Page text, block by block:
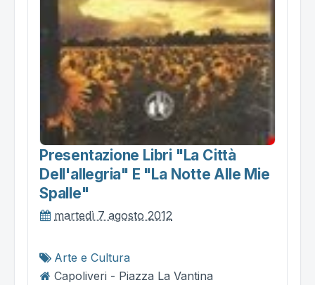
Presentazione Libri "la Città
Dell'allegria" E "la Notte Alle Mie
Spalle"
martedì 7 agosto 2012
Arte e Cultura
Capoliveri - Piazza La Vantina